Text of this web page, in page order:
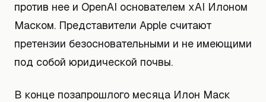
против нее и OpenAI основателем xAI Илоном
Маском. Представители Apple считают
претензии безосновательными и не имеющими
под собой юридической почвы.
В конце позапрошлого месяца Илон Маск